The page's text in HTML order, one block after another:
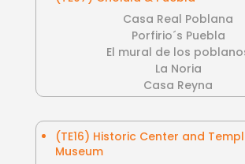
Casa Real Poblana
Porfirio´s Puebla
El mural de los
La Noria
Casa Reyna
(TE16) Historic Center and
Museum